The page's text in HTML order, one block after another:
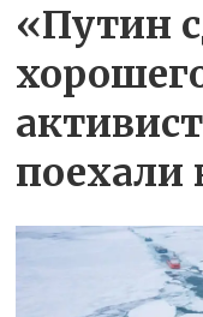
«Путин
поехали